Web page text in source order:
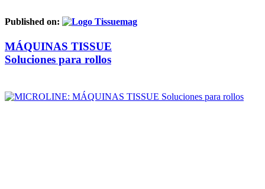
Published on:
MÁQUINAS TISSUE
Soluciones para rollos